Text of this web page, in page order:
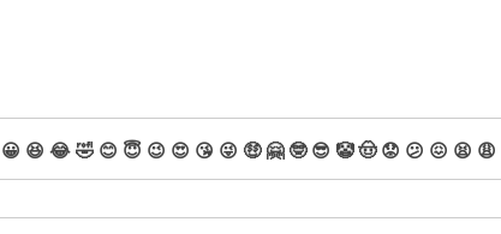
😀 😆 😂🤣 😊 😇 😉 😍 😘 😜 🤑 🤗 🤓 😎 🤡🤠 😟 😕 😖 😫 😩